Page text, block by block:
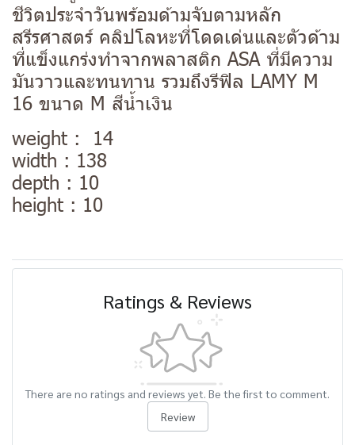
ชีวิตประจำวันพร้อมด้ามจับตามหลัก
สรีรศาสตร์ คลิปโลหะที่โดดเด่นและตัวด้าม
ที่แข็งแกร่งทำจากพลาสติก ASA ที่มีความ
มันวาวและทนทาน รวมถึงรีฟิล LAMY M
16 ขนาด M สีน้ำเงิน
weight : 14
width : 138
depth : 10
height : 10
Ratings & Reviews
There are no ratings and reviews yet. Be the first to comment.
Review